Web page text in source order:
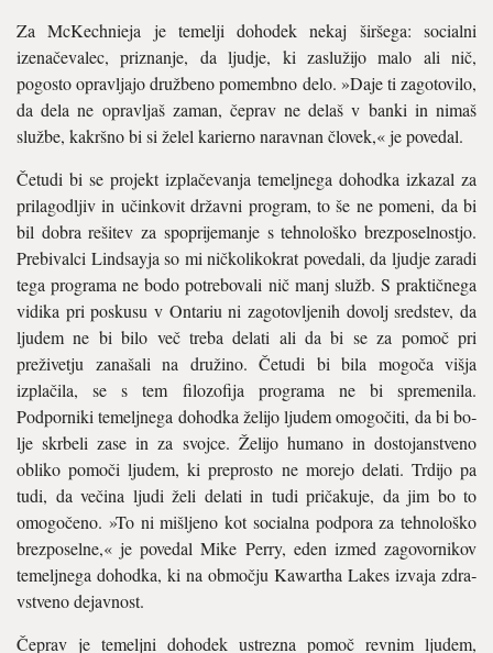
Za McKechnieja je temelji dohodek ne­kaj širšega: socialni
izenačevalec, prizna­nje, da ljudje, ki zaslužijo malo ali nič,
pogosto opravljajo družbeno pomembno delo. »Daje ti zagotovilo,
da dela ne opra­vljaš zaman, čeprav ne delaš v banki in ni­maš
službe, kakršno bi si želel karierno na­ravnan človek,« je povedal.
Četudi bi se projekt izplačevanja temelj­nega dohodka izkazal za
prilagodljiv in učinkovit državni program, to še ne pome­ni, da bi
bil dobra rešitev za spoprijemanje s tehnološko brezposelnostjo.
Prebivalci Lindsayja so mi ničkolikokrat povedali, da ljudje zaradi
tega programa ne bodo potre­bovali nič manj služb. S praktičnega
vidika pri poskusu v Ontariu ni zagotovljenih do­volj sredstev, da
ljudem ne bi bilo več treba delati ali da bi se za pomoč pri
preživetju zanašali na družino. Četudi bi bila mogoča višja
izplačila, se s tem filozofija programa ne bi spremenila.
Podporniki temeljnega dohodka želijo ljudem omogočiti, da bi bo­
lje skrbeli zase in za svojce. Želijo humano in dostojanstveno
obliko pomoči ljudem, ki preprosto ne morejo delati. Trdijo pa
tudi, da večina ljudi želi delati in tudi pričakuje, da jim bo to
omogočeno. »To ni mi­šljeno kot socialna podpora za tehnološko
brezposelne,« je povedal Mike Perry, eden izmed zagovornikov
temeljnega dohodka, ki na območju Kawartha Lakes izvaja zdra­
vstveno dejavnost.
Čeprav je temeljni dohodek ustrezna po­moč revnim ljudem,